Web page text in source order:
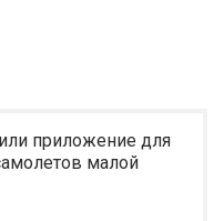
приложение для
малой